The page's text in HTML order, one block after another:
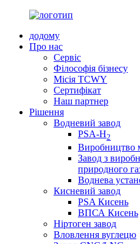
додому
Про нас
Сервіс
Філософія бізнесу
Місія TCWY
Сертифікат
Наш партнер
Рішення
Водневий завод
PSA-H2
Виробництво
Завод з
природного
Воднева
Кисневий завод
PSA Кисень
ВПСА Кисень
Ніртоген завод
Вловлення вуглецю